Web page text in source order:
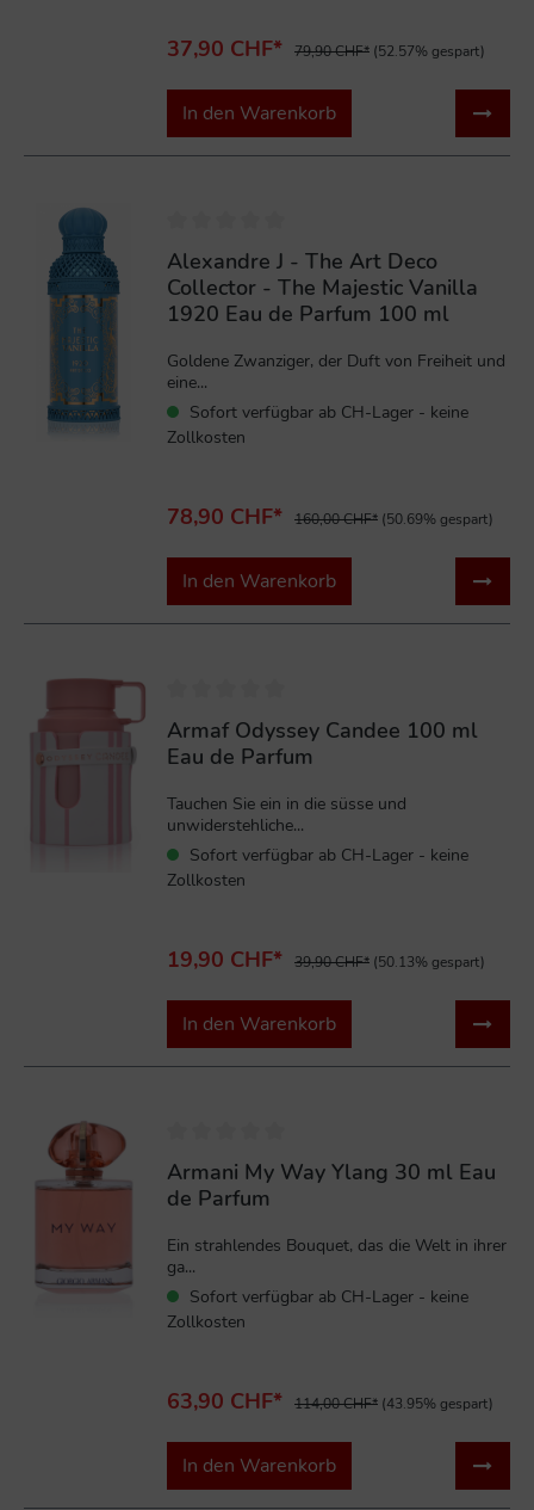
37,90 CHF* 79,90 CHF* (52.57% gespart)
In den Warenkorb
Alexandre J - The Art Deco
Collector - The Majestic Vanilla
1920 Eau de Parfum 100 ml
Goldene Zwanziger, der Duft von Freiheit und
eine...
Sofort verfügbar ab CH-Lager - keine
Zollkosten
78,90 CHF* 160,00 CHF* (50.69% gespart)
In den Warenkorb
Armaf Odyssey Candee 100 ml
Eau de Parfum
Tauchen Sie ein in die süsse und
unwiderstehliche...
Sofort verfügbar ab CH-Lager - keine
Zollkosten
19,90 CHF* 39,90 CHF* (50.13% gespart)
In den Warenkorb
Armani My Way Ylang 30 ml Eau
de Parfum
Ein strahlendes Bouquet, das die Welt in ihrer
ga...
Sofort verfügbar ab CH-Lager - keine
Zollkosten
63,90 CHF* 114,00 CHF* (43.95% gespart)
In den Warenkorb